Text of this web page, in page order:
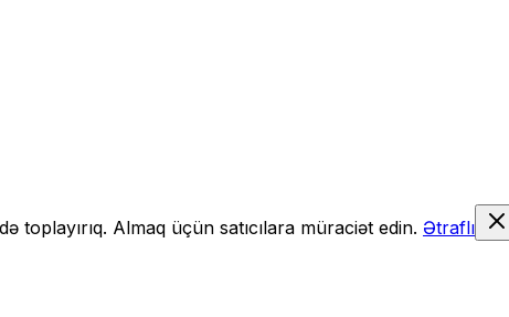
toplayırıq. Almaq üçün satıcılara müraciət edin. Ətraflı